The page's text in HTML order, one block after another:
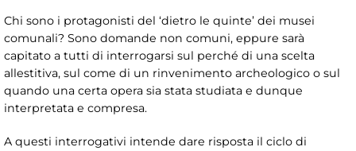
Chi sono i protagonisti del ‘dietro le quinte’ dei musei
comunali? Sono domande non comuni, eppure sarà
capitato a tutti di interrogarsi sul perché di una scelta
allestitiva, sul come di un rinvenimento archeologico o sul
quando una certa opera sia stata studiata e dunque
interpretata e compresa.
A questi interrogativi intende dare risposta il ciclo di